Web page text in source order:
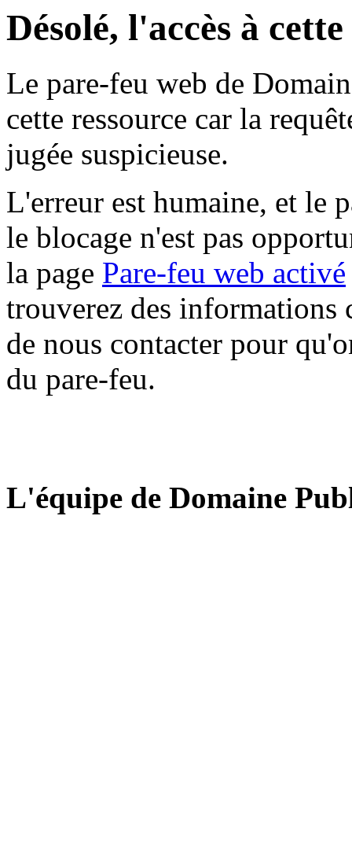
Désolé, l'accès à
Le pare-feu web de
cette ressource car la
jugée suspicieuse.
L'erreur est humaine, et le
le blocage n'est pas
la page Pare-feu web activé
trouverez des informations
de nous contacter pour
du pare-feu.
L'équipe de Domaine